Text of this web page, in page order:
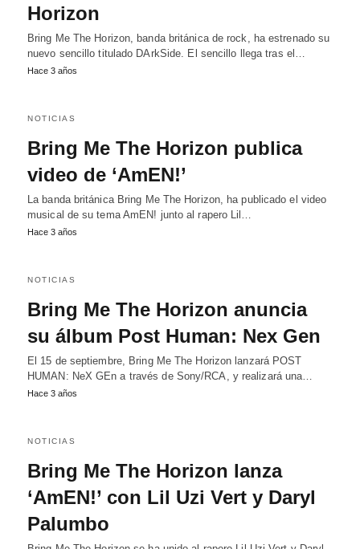
Horizon
Bring Me The Horizon, banda británica de rock, ha estrenado su
nuevo sencillo titulado DArkSide. El sencillo llega tras el…
Hace 3 años
NOTICIAS
Bring Me The Horizon publica
video de ‘AmEN!’
La banda británica Bring Me The Horizon, ha publicado el video
musical de su tema AmEN! junto al rapero Lil…
Hace 3 años
NOTICIAS
Bring Me The Horizon anuncia
su álbum Post Human: Nex Gen
El 15 de septiembre, Bring Me The Horizon lanzará POST
HUMAN: NeX GEn a través de Sony/RCA, y realizará una…
Hace 3 años
NOTICIAS
Bring Me The Horizon lanza
‘AmEN!’ con Lil Uzi Vert y Daryl
Palumbo